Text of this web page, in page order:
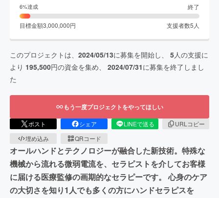
6%達成 終了
目標金額3,000,000円 支援者数5 人
このプロジェクトは、 2024/05/13に募集を開始し、 5人の支援に
より 195,500円の資金を集め、 2024/07/31に募集を終了しまし
た
もう一度プロジェクトをやってほしい
ポスト シェア LINEで送る
URLコピー
埋め込み
QRコード
オールハンドとテクノロジーが融合した新技術。特殊な
機械から流れる微弱電流を、セラピストを介してお客様
に届ける医療監修の画期的なセラピーです。 心身のケア
の大切さを知り1人でも多くの方にハンドセラピスを